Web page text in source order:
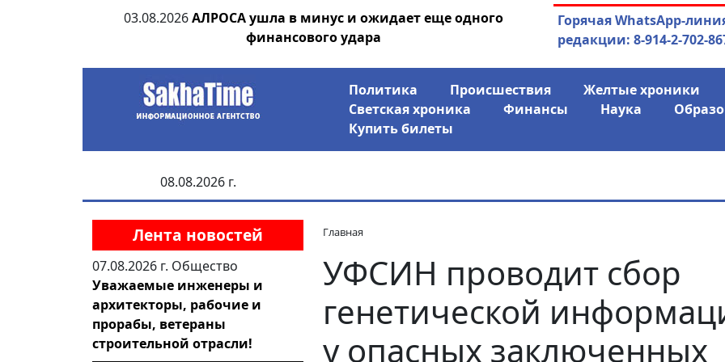
03.08.2026 АЛРОСА ушла в минус и ожидает еще одного
финансового удара
04.08.2026Маринычев у
Горячая WhatsApp-
редакции: 8-914-2-702-
Политика Происшествия Желтые хроники
Светская хроника
Финансы Наука
Купить билеты
08.08.2026 г.
Лента новостей
07.08.2026 г. Общество
Уважаемые инженеры и
архитекторы, рабочие и
прорабы, ветераны
строительной отрасли!
Главная
УФСИН проводит сбор
генетической
у опасных заключенных